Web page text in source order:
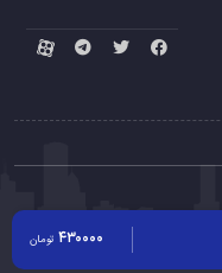
۴۳۰۰۰۰ تومان